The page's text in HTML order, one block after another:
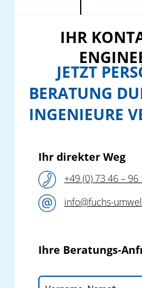
IHR
JETZT
BERATUNG
INGENIEURE
Ihr direkter Weg
+49 (0) 73 46 – 96
info@fuchs-
Ihre Beratungs-